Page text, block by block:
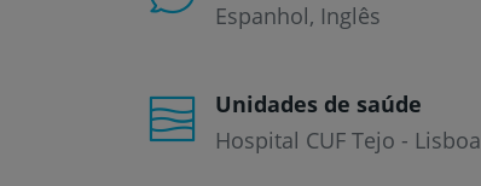
Espanhol Inglês
Unidades de saúde
Hospital CUF Tejo - Lisboa